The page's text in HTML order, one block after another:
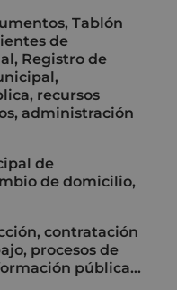
Tablón
de
Registro de
recursos
administración
de
de domicilio,
contratación
procesos de
pública…